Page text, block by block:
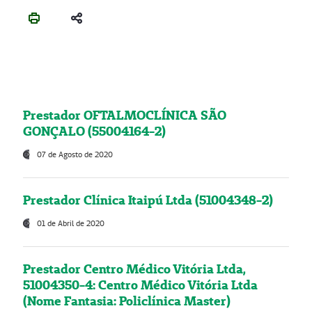
Prestador OFTALMOCLÍNICA SÃO
GONÇALO (55004164-2)
07 de Agosto de 2020
Prestador Clínica Itaipú Ltda (51004348-2)
01 de Abril de 2020
Prestador Centro Médico Vitória Ltda,
51004350-4: Centro Médico Vitória Ltda
(Nome Fantasia: Policlínica Master)